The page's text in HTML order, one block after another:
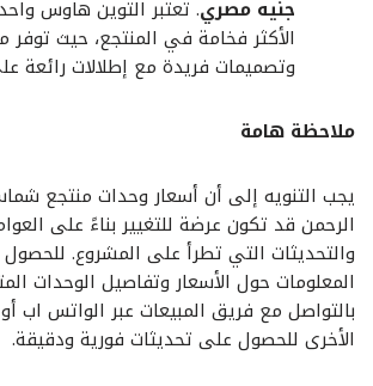
جنيه مصري. تعتبر التوين هاوس
الأكثر فخامة في المنتجع، حيث
وتصميمات فريدة مع إطلالات رائعة
ملاحظة هامة
يجب التنويه إلى أن أسعار وحدات منتجع
الرحمن قد تكون عرضة للتغيير بناءً على
والتحديثات التي تطرأ على المشروع.
المعلومات حول الأسعار وتفاصيل الوحدات
بالتواصل مع فريق المبيعات عبر الواتس اب
الأخرى للحصول على تحديثات فورية ودقيقة.